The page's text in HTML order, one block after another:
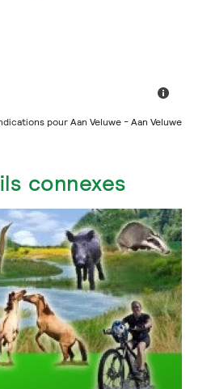
pour Aan Veluwe - Aan Veluwe
connexes